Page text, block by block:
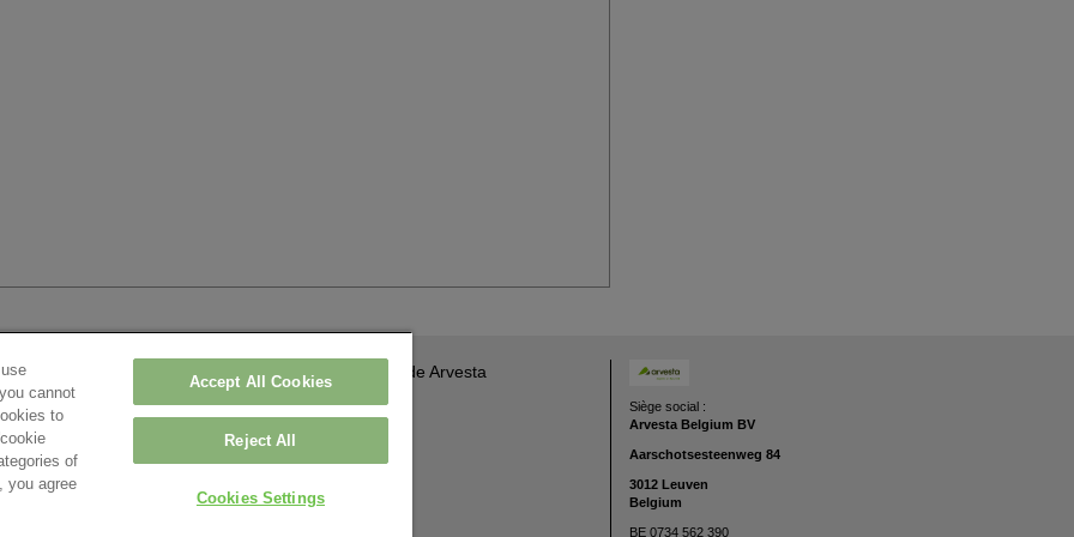
Roeselare – België
de confidentialité
A propos de Arvesta
Siège social :
Arvesta Belgium BV
Aarschotsesteenweg 84
3012 Leuven
Belgium
BE 0734 562 390
cannot
to
of
you agree
Accept All Cookies
Reject All
Cookies Settings